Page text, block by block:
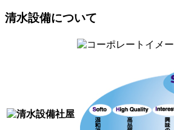
清水設備について